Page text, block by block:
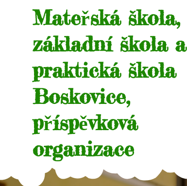
Mateřská škola,
základní škola a
praktická škola
Boskovice,
příspěvková
organizace